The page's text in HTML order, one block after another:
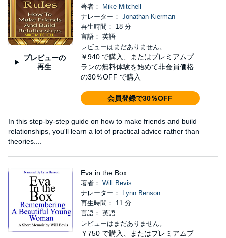
プレビューの
再生
著者：
Mike Mitchell
ナレーター： Jonathan Kierman
再生時間： 18 分
言語： 英語
レビューはまだありません。
￥940 で購入、またはプレミアムプ
ランの無料体験を始めて非会員価格
の30％OFF で購入
会員登録で30％OFF
In this step-by-step guide on how to make friends and build
relationships, you'll learn a lot of practical advice rather than
theories....
Eva in the Box
著者： Will Bevis
ナレーター：
Lynn Benson
再生時間： 11 分
言語： 英語
レビューはまだありません。
￥750 で購入、またはプレミアムプ